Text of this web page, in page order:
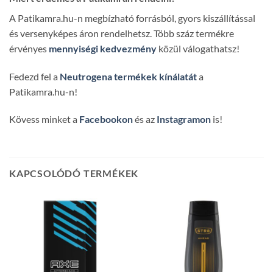
A Patikamra.hu-n megbízható forrásból, gyors kiszállítással
és versenyképes áron rendelhetsz. Több száz termékre
érvényes mennyiségi kedvezmény közül válogathatsz!
Fedezd fel a Neutrogena termékek kínálatáta
Patikamra.hu-n!
Kövess minket a Facebookonés az Instagramon is!
KAPCSOLÓDÓ TERMÉKEK